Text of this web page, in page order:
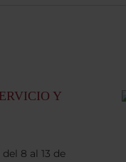
Y
8 al 13 de